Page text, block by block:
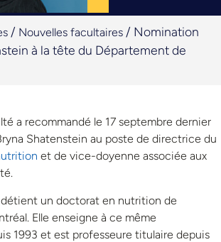
/ Nouvelles facultaires / Nomination
à la tête du Département de
a recommandé le 17 septembre dernier
Shatenstein au poste de directrice du
et de vice-doyenne associée aux
un doctorat en nutrition de
Elle enseigne à ce même
1993 et est professeure titulaire depuis